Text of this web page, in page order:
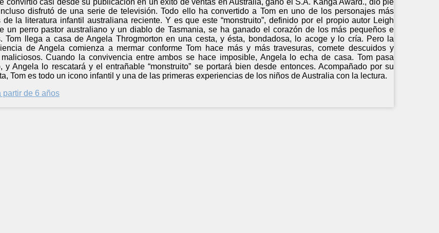
disfrutó de una serie de televisión. Todo ello ha convertido a Tom en uno de los personajes más
la literatura infantil australiana reciente. Y es que este “monstruito”, definido por el propio autor Leigh
un perro pastor australiano y un diablo de Tasmania, se ha ganado el corazón de los más pequeños e
Tom llega a casa de Angela Throgmorton en una cesta, y ésta, bondadosa, lo acoge y lo cría. Pero la
de Angela comienza a mermar conforme Tom hace más y más travesuras, comete descuidos y
maliciosos. Cuando la convivencia entre ambos se hace imposible, Angela lo echa de casa. Tom pasa
y Angela lo rescatará y el entrañable “monstruito” se portará bien desde entonces. Acompañado por su
Tom es todo un icono infantil y una de las primeras experiencias de los niños de Australia con la lectura.
partir de 6 años